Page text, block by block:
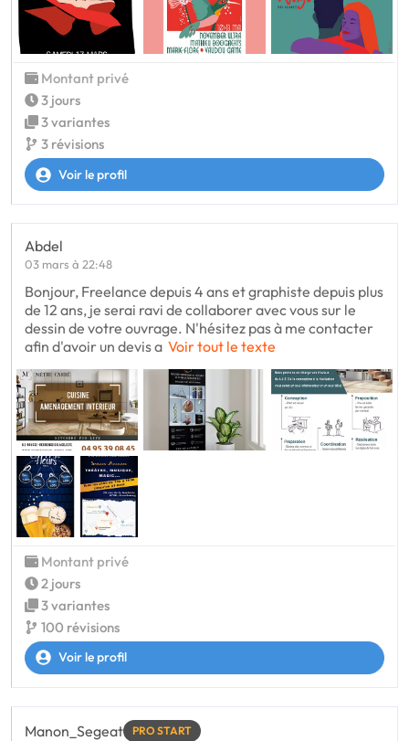
Montant privé
3 jours
3 variantes
3 révisions
Voir le profil
Abdel
03 mars à 22:48
Bonjour, Freelance depuis 4 ans et graphiste depuis plus
de 12 ans, je serai ravi de collaborer avec vous sur le
dessin de votre ouvrage. N'hésitez pas à me contacter
afin d'avoir un devis a Voir tout le texte
Montant privé
2 jours
3 variantes
100 révisions
Voir le profil
Manon_Segeat PRO START